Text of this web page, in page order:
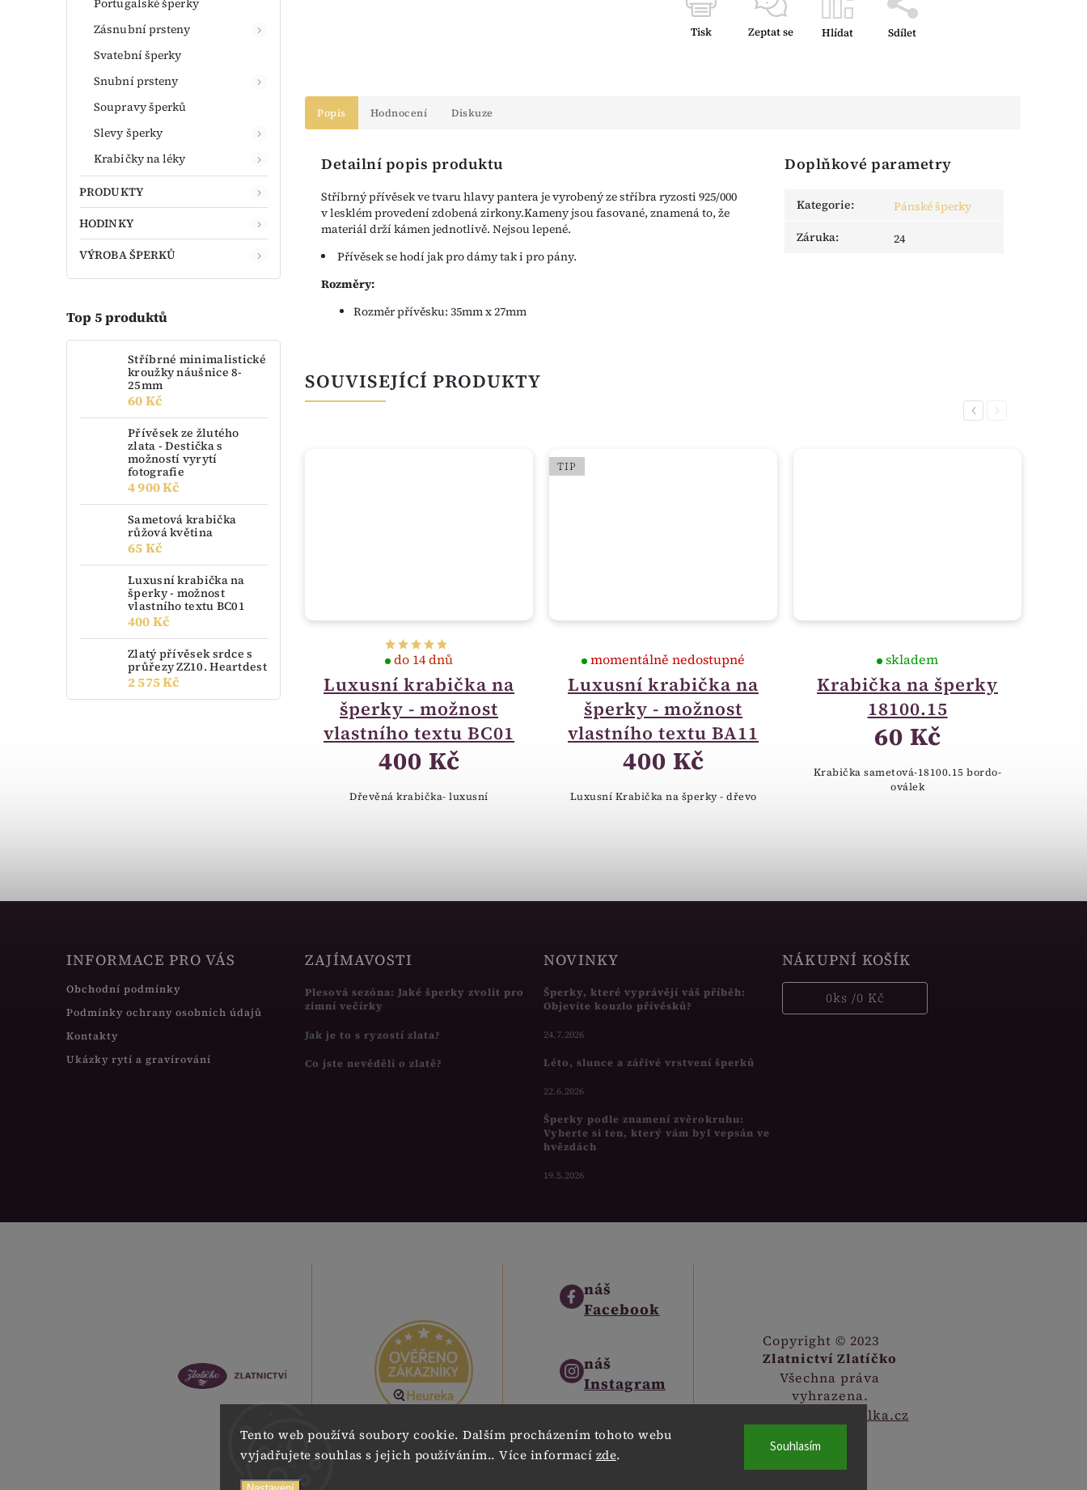
Tento web používá soubory cookie. Dalším procházením tohoto webu
vyjadřujete souhlas s jejich používáním.. Více informací zde. Souhlasím
Zásnubní prsteny
Svatební šperky
Snubní prsteny
Soupravy šperků
Slevy šperky
Krabičky na léky
PRODUKTY
HODINKY
VÝROBA ŠPERKŮ
Top 5 produktů
Stříbrné minimalistické
kroužky náušnice 8-
25mm
60 Kč
Přívěsek ze žlutého
zlata - Destička s
možností vyrytí
fotografie
4 900 Kč
Sametová krabička
růžová květina
65 Kč
Luxusní krabička na
šperky - možnost
vlastního textu BC01
400 Kč
Zlatý přívěsek srdce s
průřezy ZZ10. Heartdest
2 575 Kč
Tisk Zeptat se Hlídat Sdílet
Popis Hodnocení Diskuze
Detailní popis produktu
Stříbrný přívěsek ve tvaru hlavy pantera je vyrobený ze stříbra ryzosti 925/000
v lesklém provedení zdobená zirkony.Kameny jsou fasované, znamená to, že
materiál drží kámen jednotlivě. Nejsou lepené.
Přívěsek se hodí jak pro dámy tak i pro pány.
Rozměry:
Rozměr přívěsku: 35mm x 27mm
Doplňkové parametry
Kategorie:
Pánské šperky
Záruka: 24
SOUVISEJÍCÍ PRODUKTY
Previous
Luxusní dárková
skladem
Luxusní krabička na
šperky - možnost
vlastního textu BC01
do 14 dnů
400 Kč
Dřevěná krabička- luxusní
TIP
Luxusní krabička na
šperky - možnost
vlastního textu BA11
momentálně nedostupné
400 Kč
Luxusní Krabička na šperky - dřevo
Krabička na šperky
18100.15
skladem
60 Kč
Krabička sametová-18100.15 bordo-
oválek
Next
INFORMACE PRO VÁS
Obchodní podmínky
Podmínky ochrany osobních údajů
Kontakty
Ukázky rytí a gravírování
ZAJÍMAVOSTI
Plesová sezóna: Jaké šperky zvolit pro
zimní večírky
Jak je to s ryzostí zlata?
Co jste nevěděli o zlatě?
NOVINKY
Šperky, které vyprávějí váš příběh:
Objevíte kouzlo přívěsků?
24.7.2026
Léto, slunce a zářivé vrstvení šperků
22.6.2026
Šperky podle znamení zvěrokruhu:
Vyberte si ten, který vám byl vepsán ve
hvězdách
19.5.2026
NÁKUPNÍ KOŠÍK
0ks /0 Kč
náš
Facebook
náš
Instagram
náš
Pinterest
Copyright © 2023
Zlatnictví Zlatíčko
Všechna práva
vyhrazena.
Digitalka.cz